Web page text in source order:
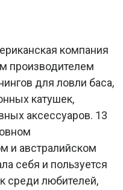
компания
производителем
для ловли баса,
катушек,
аксессуаров. 13
и австралийском
себя и пользуется
среди любителей,